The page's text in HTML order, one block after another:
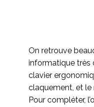
On retrouve
informatique très
clavier
claquement, et
Pour compléter,